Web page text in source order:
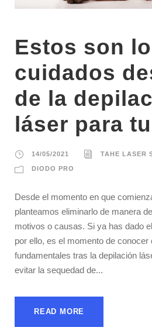
Estos son
cuidados
de la
láser para
14/05/2021 TAHE LASER
DIODO PRO
Desde el momento en que
planteamos eliminarlo de manera
motivos o causas. Si ya has dado
por ello, es el momento de
fundamentales tras la depilación
evitar la sequedad de...
READ MORE